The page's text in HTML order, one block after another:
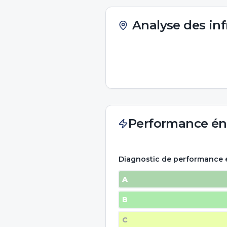
Analyse des
Performance
Diagnostic de performance
A
B
C